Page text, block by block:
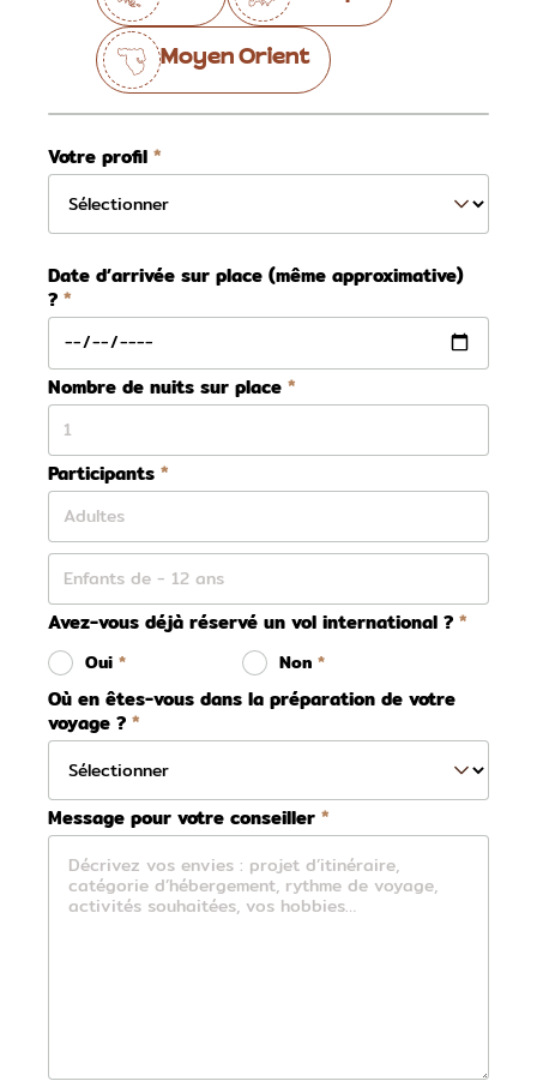
Moyen Orient
Votre profil
Date d’arrivée sur place (même approximative)
?
Nombre de nuits sur place
Participants
Avez-vous déjà réservé un vol international ?
Oui Non
Où en êtes-vous dans la préparation de votre
voyage ?
Message pour votre conseiller